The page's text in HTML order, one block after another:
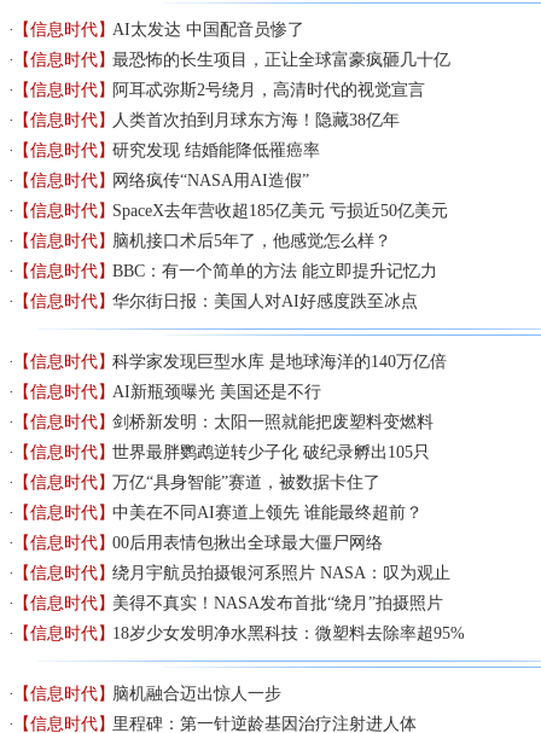
【信息时代】AI太发达 中国配音员惨了
【信息时代】最恐怖的长生项目，正让全球富豪疯砸几十亿
【信息时代】 阿耳忒弥斯2号绕月，高清时代的视觉宣言
【信息时代】 人类首次拍到月球东方海！隐藏38亿年
【信息时代】研究发现 结婚能降低罹癌率
【信息时代】 网络疯传“NASA用AI造假”
【信息时代】SpaceX去年营收超185亿美元 亏损近50亿美元
【信息时代】脑机接口术后5年了，他感觉怎么样？
【信息时代】BBC：有一个简单的方法 能立即提升记忆力
【信息时代】华尔街日报：美国人对AI好感度跌至冰点
【信息时代】科学家发现巨型水库 是地球海洋的140万亿倍
【信息时代】AI新瓶颈曝光 美国还是不行
【信息时代】剑桥新发明：太阳一照就能把废塑料变燃料
【信息时代】世界最胖鹦鹉逆转少子化 破纪录孵出105只
【信息时代】万亿“具身智能”赛道，被数据卡住了
【信息时代】中美在不同AI赛道上领先 谁能最终超前？
【信息时代】00后用表情包揪出全球最大僵尸网络
【信息时代】绕月宇航员拍摄银河系照片 NASA：叹为观止
【信息时代】美得不真实！NASA发布首批“绕月”拍摄照片
【信息时代】18岁少女发明净水黑科技：微塑料去除率超95%
【信息时代】脑机融合迈出惊人一步
【信息时代】里程碑：第一针逆龄基因治疗注射进人体